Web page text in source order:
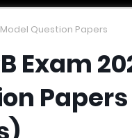
Question Papers
Exam